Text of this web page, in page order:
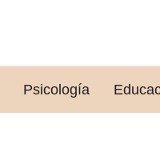
Psicología